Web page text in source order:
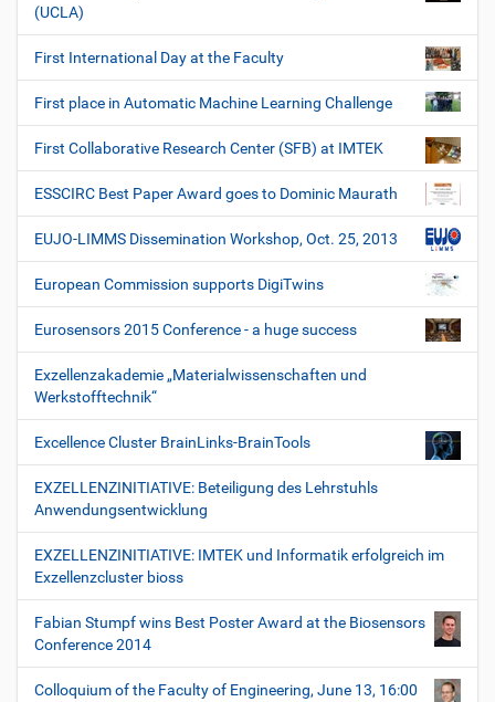
(UCLA)
First International Day at the Faculty
First place in Automatic Machine Learning Challenge
First Collaborative Research Center (SFB) at IMTEK
ESSCIRC Best Paper Award goes to Dominic Maurath
EUJO-LIMMS Dissemination Workshop, Oct. 25, 2013
European Commission supports DigiTwins
Eurosensors 2015 Conference - a huge success
Exzellenzakademie „Materialwissenschaften und
Werkstofftechnik“
Excellence Cluster BrainLinks-BrainTools
EXZELLENZINITIATIVE: Beteiligung des Lehrstuhls
Anwendungsentwicklung
EXZELLENZINITIATIVE: IMTEK und Informatik erfolgreich im
Exzellenzcluster bioss
Fabian Stumpf wins Best Poster Award at the Biosensors
Conference 2014
Colloquium of the Faculty of Engineering, June 13, 16:00